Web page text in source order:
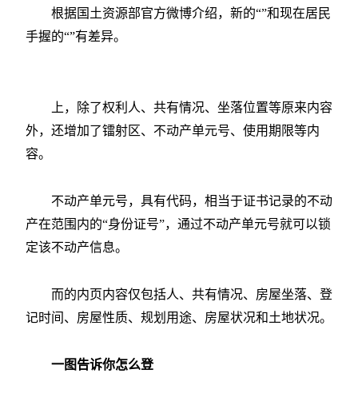
根据国土资源部官方微博介绍，新的“”和现在居民
手握的“”有差异。
上，除了权利人、共有情况、坐落位置等原来内容
外，还增加了镭射区、不动产单元号、使用期限等内
容。
不动产单元号，具有代码，相当于证书记录的不动
产在范围内的“身份证号”，通过不动产单元号就可以锁
定该不动产信息。
而的内页内容仅包括人、共有情况、房屋坐落、登
记时间、房屋性质、规划用途、房屋状况和土地状况。
一图告诉你怎么登